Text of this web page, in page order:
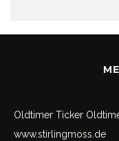
Oldtimer Ticker
www.stirlingmoss.de